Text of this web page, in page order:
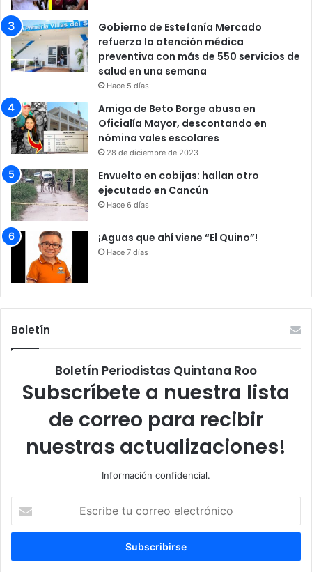
Gobierno de Estefanía Mercado
refuerza la atención médica
preventiva con más de 550 servicios de
salud en una semana
Hace 5 días
Amiga de Beto Borge abusa en
Oficialía Mayor, descontando en
nómina vales escolares
28 de diciembre de 2023
Envuelto en cobijas: hallan otro
ejecutado en Cancún
Hace 6 días
¡Aguas que ahí viene “El Quino”!
Hace 7 días
Boletín
Boletín Periodistas Quintana Roo
Subscríbete a nuestra lista
de correo para recibir
nuestras actualizaciones!
Información confidencial.
correo